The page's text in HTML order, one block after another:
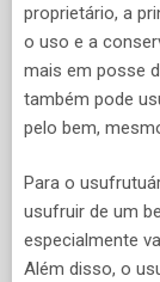
proprietário, a
o uso e a
mais em posse
também pode
pelo bem,
Para o
usufruir de um
especialmente
Além disso, o